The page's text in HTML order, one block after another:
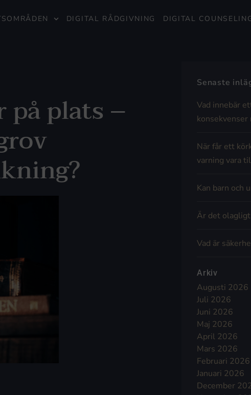
DIGITAL RÅDGIVNING DIGITAL
på plats –
Senaste
Vad innebär
När får ett
varning vara
Kan barn och
Är det
Vad är
Arkiv
Augusti 2026
Juli 2026
Juni 2026
Maj 2026
April 2026
Mars 2026
Februari 2026
Januari 2026
December